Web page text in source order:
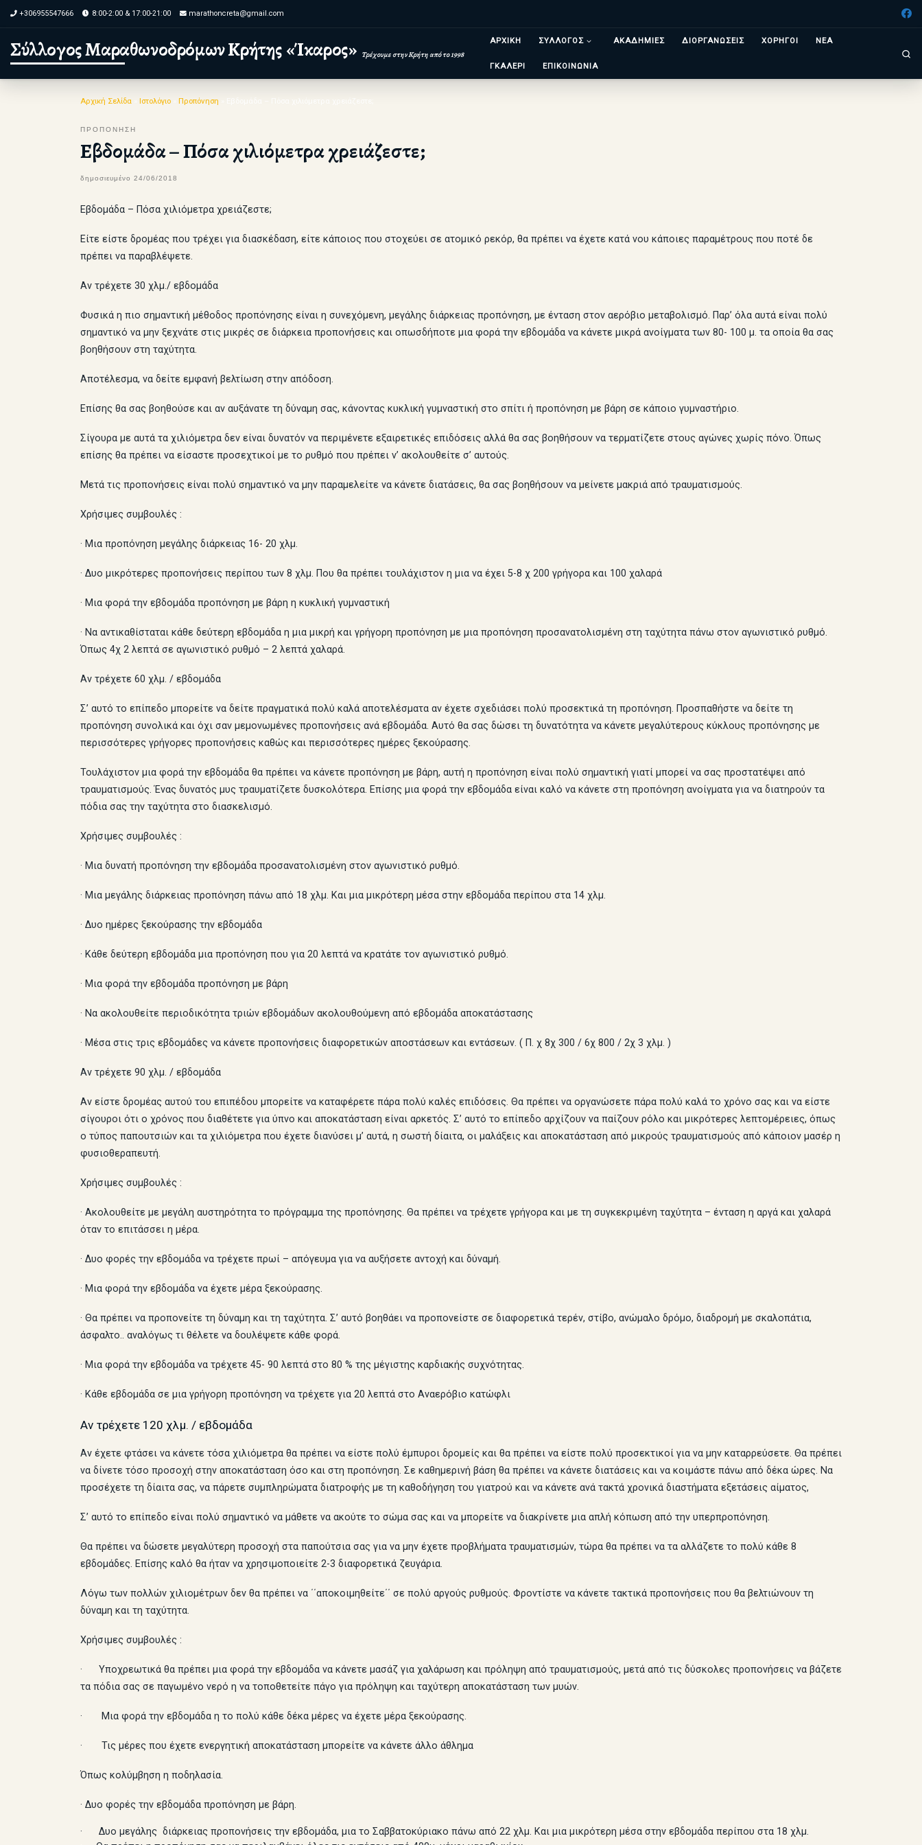
Skip to content
+306955547666 8:00-2:00 & 17:00-21:00 marathoncreta@gmail.com
Σύλλογος Μαραθωνοδρόμων Κρήτης «Ίκαρος» Τρέχουμε στην Κρήτη από το 1998
ΑΡΧΙΚΗ ΣΥΛΛΟΓΟΣ ΑΚΑΔΗΜΙΕΣ ΔΙΟΡΓΑΝΩΣΕΙΣ ΧΟΡΗΓΟΙ ΝΕΑ
ΓΚΑΛΕΡΙ ΕΠΙΚΟΙΝΩΝΙΑ
Αρχική Σελίδα Ιστολόγιο Προπόνηση
ΠΡΟΠΟΝΗΣΗ
Εβδομάδα – Πόσα χιλιόμετρα χρειάζεστε;
δημοσιευμένο 24/06/2018
Εβδομάδα – Πόσα χιλιόμετρα χρειάζεστε;
Είτε είστε δρομέας που τρέχει για διασκέδαση, είτε κάποιος που στοχεύει σε ατομικό ρεκόρ, θα πρέπει να έχετε κατά νου κάποιες παραμέτρους που ποτέ δε
πρέπει να παραβλέψετε.
Αν τρέχετε 30 χλμ./ εβδομάδα
Φυσικά η πιο σημαντική μέθοδος προπόνησης είναι η συνεχόμενη, μεγάλης διάρκειας προπόνηση, με ένταση στον αερόβιο μεταβολισμό. Παρ’ όλα αυτά είναι πολύ
σημαντικό να μην ξεχνάτε στις μικρές σε διάρκεια προπονήσεις και οπωσδήποτε μια φορά την εβδομάδα να κάνετε μικρά ανοίγματα των 80- 100 μ. τα οποία θα σας
βοηθήσουν στη ταχύτητα.
Αποτέλεσμα, να δείτε εμφανή βελτίωση στην απόδοση.
Επίσης θα σας βοηθούσε και αν αυξάνατε τη δύναμη σας, κάνοντας κυκλική γυμναστική στο σπίτι ή προπόνηση με βάρη σε κάποιο γυμναστήριο.
Σίγουρα με αυτά τα χιλιόμετρα δεν είναι δυνατόν να περιμένετε εξαιρετικές επιδόσεις αλλά θα σας βοηθήσουν να τερματίζετε στους αγώνες χωρίς πόνο. Όπως
επίσης θα πρέπει να είσαστε προσεχτικοί με το ρυθμό που πρέπει ν’ ακολουθείτε σ’ αυτούς.
Μετά τις προπονήσεις είναι πολύ σημαντικό να μην παραμελείτε να κάνετε διατάσεις, θα σας βοηθήσουν να μείνετε μακριά από τραυματισμούς.
Χρήσιμες συμβουλές :
· Μια προπόνηση μεγάλης διάρκειας 16- 20 χλμ.
· Δυο μικρότερες προπονήσεις περίπου των 8 χλμ. Που θα πρέπει τουλάχιστον η μια να έχει 5-8 χ 200 γρήγορα και 100 χαλαρά
· Μια φορά την εβδομάδα προπόνηση με βάρη η κυκλική γυμναστική
· Να αντικαθίσταται κάθε δεύτερη εβδομάδα η μια μικρή και γρήγορη προπόνηση με μια προπόνηση προσανατολισμένη στη ταχύτητα πάνω στον αγωνιστικό ρυθμό.
Όπως 4χ 2 λεπτά σε αγωνιστικό ρυθμό – 2 λεπτά χαλαρά.
Αν τρέχετε 60 χλμ. / εβδομάδα
Σ’ αυτό το επίπεδο μπορείτε να δείτε πραγματικά πολύ καλά αποτελέσματα αν έχετε σχεδιάσει πολύ προσεκτικά τη προπόνηση. Προσπαθήστε να δείτε τη
προπόνηση συνολικά και όχι σαν μεμονωμένες προπονήσεις ανά εβδομάδα. Αυτό θα σας δώσει τη δυνατότητα να κάνετε μεγαλύτερους κύκλους προπόνησης με
περισσότερες γρήγορες προπονήσεις καθώς και περισσότερες ημέρες ξεκούρασης.
Τουλάχιστον μια φορά την εβδομάδα θα πρέπει να κάνετε προπόνηση με βάρη, αυτή η προπόνηση είναι πολύ σημαντική γιατί μπορεί να σας προστατέψει από
τραυματισμούς. Ένας δυνατός μυς τραυματίζετε δυσκολότερα. Επίσης μια φορά την εβδομάδα είναι καλό να κάνετε στη προπόνηση ανοίγματα για να διατηρούν τα
πόδια σας την ταχύτητα στο διασκελισμό.
Χρήσιμες συμβουλές :
· Μια δυνατή προπόνηση την εβδομάδα προσανατολισμένη στον αγωνιστικό ρυθμό.
· Μια μεγάλης διάρκειας προπόνηση πάνω από 18 χλμ. Και μια μικρότερη μέσα στην εβδομάδα περίπου στα 14 χλμ.
· Δυο ημέρες ξεκούρασης την εβδομάδα
· Κάθε δεύτερη εβδομάδα μια προπόνηση που για 20 λεπτά να κρατάτε τον αγωνιστικό ρυθμό.
· Μια φορά την εβδομάδα προπόνηση με βάρη
· Να ακολουθείτε περιοδικότητα τριών εβδομάδων ακολουθούμενη από εβδομάδα αποκατάστασης
· Μέσα στις τρις εβδομάδες να κάνετε προπονήσεις διαφορετικών αποστάσεων και εντάσεων. ( Π. χ 8χ 300 / 6χ 800 / 2χ 3 χλμ. )
Αν τρέχετε 90 χλμ. / εβδομάδα
Αν είστε δρομέας αυτού του επιπέδου μπορείτε να καταφέρετε πάρα πολύ καλές επιδόσεις. Θα πρέπει να οργανώσετε πάρα πολύ καλά το χρόνο σας και να είστε
σίγουροι ότι ο χρόνος που διαθέτετε για ύπνο και αποκατάσταση είναι αρκετός. Σ’ αυτό το επίπεδο αρχίζουν να παίζουν ρόλο και μικρότερες λεπτομέρειες, όπως
ο τύπος παπουτσιών και τα χιλιόμετρα που έχετε διανύσει μ’ αυτά, η σωστή δίαιτα, οι μαλάξεις και αποκατάσταση από μικρούς τραυματισμούς από κάποιον μασέρ η
φυσιοθεραπευτή.
Χρήσιμες συμβουλές :
· Ακολουθείτε με μεγάλη αυστηρότητα το πρόγραμμα της προπόνησης. Θα πρέπει να τρέχετε γρήγορα και με τη συγκεκριμένη ταχύτητα – ένταση η αργά και χαλαρά
όταν το επιτάσσει η μέρα.
· Δυο φορές την εβδομάδα να τρέχετε πρωί – απόγευμα για να αυξήσετε αντοχή και δύναμή.
· Μια φορά την εβδομάδα να έχετε μέρα ξεκούρασης.
· Θα πρέπει να προπονείτε τη δύναμη και τη ταχύτητα. Σ’ αυτό βοηθάει να προπονείστε σε διαφορετικά τερέν, στίβο, ανώμαλο δρόμο, διαδρομή με σκαλοπάτια,
άσφαλτο.. αναλόγως τι θέλετε να δουλέψετε κάθε φορά.
· Μια φορά την εβδομάδα να τρέχετε 45- 90 λεπτά στο 80 % της μέγιστης καρδιακής συχνότητας.
· Κάθε εβδομάδα σε μια γρήγορη προπόνηση να τρέχετε για 20 λεπτά στο Αναερόβιο κατώφλι
Αν τρέχετε 120 χλμ. / εβδομάδα
Αν έχετε φτάσει να κάνετε τόσα χιλιόμετρα θα πρέπει να είστε πολύ έμπυροι δρομείς και θα πρέπει να είστε πολύ προσεκτικοί για να μην καταρρεύσετε. Θα πρέπει
να δίνετε τόσο προσοχή στην αποκατάσταση όσο και στη προπόνηση. Σε καθημερινή βάση θα πρέπει να κάνετε διατάσεις και να κοιμάστε πάνω από δέκα ώρες. Να
προσέχετε τη δίαιτα σας, να πάρετε συμπληρώματα διατροφής με τη καθοδήγηση του γιατρού και να κάνετε ανά τακτά χρονικά διαστήματα εξετάσεις αίματος,
Σ’ αυτό το επίπεδο είναι πολύ σημαντικό να μάθετε να ακούτε το σώμα σας και να μπορείτε να διακρίνετε μια απλή κόπωση από την υπερπροπόνηση.
Θα πρέπει να δώσετε μεγαλύτερη προσοχή στα παπούτσια σας για να μην έχετε προβλήματα τραυματισμών, τώρα θα πρέπει να τα αλλάζετε το πολύ κάθε 8
εβδομάδες. Επίσης καλό θα ήταν να χρησιμοποιείτε 2-3 διαφορετικά ζευγάρια.
Λόγω των πολλών χιλιομέτρων δεν θα πρέπει να ΄΄αποκοιμηθείτε΄΄ σε πολύ αργούς ρυθμούς. Φροντίστε να κάνετε τακτικά προπονήσεις που θα βελτιώνουν τη
δύναμη και τη ταχύτητα.
Χρήσιμες συμβουλές :
· Υποχρεωτικά θα πρέπει μια φορά την εβδομάδα να κάνετε μασάζ για χαλάρωση και πρόληψη από τραυματισμούς, μετά από τις δύσκολες προπονήσεις να βάζετε
τα πόδια σας σε παγωμένο νερό η να τοποθετείτε πάγο για πρόληψη και ταχύτερη αποκατάσταση των μυών.
· Μια φορά την εβδομάδα η το πολύ κάθε δέκα μέρες να έχετε μέρα ξεκούρασης.
· Τις μέρες που έχετε ενεργητική αποκατάσταση μπορείτε να κάνετε άλλο άθλημα
Όπως κολύμβηση η ποδηλασία.
· Δυο φορές την εβδομάδα προπόνηση με βάρη.
· Δυο μεγάλης διάρκειας προπονήσεις την εβδομάδα, μια το Σαββατοκύριακο πάνω από 22 χλμ. Και μια μικρότερη μέσα στην εβδομάδα περίπου στα 18 χλμ.